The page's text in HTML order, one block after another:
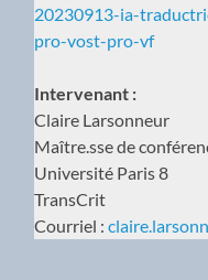
20230913-ia-
pro-vost-pro-vf
Intervenant :
Claire Larsonneur
Maître.sse de
Université Paris 8
TransCrit
Courriel :